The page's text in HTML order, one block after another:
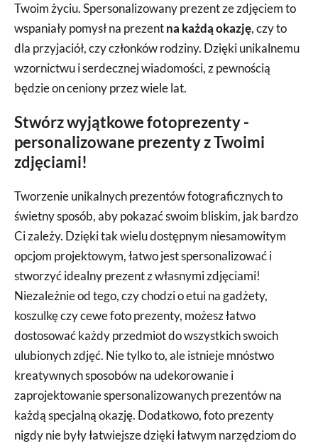
Twoim życiu. Spersonalizowany prezent ze zdjęciem to
wspaniały pomysł na prezentna każdą okazję, czy to
dla przyjaciół, czy członków rodziny. Dzięki unikalnemu
wzornictwu i serdecznej wiadomości, z pewnością
będzie on ceniony przez wiele lat.
Stwórz wyjątkowe fotoprezenty -
personalizowane prezenty z Twoimi
zdjęciami!
Tworzenie unikalnych prezentów fotograficznych to
świetny sposób, aby pokazać swoim bliskim, jak bardzo
Ci zależy. Dzięki tak wielu dostępnym niesamowitym
opcjom projektowym, łatwo jest spersonalizować i
stworzyć idealny prezent z własnymi zdjęciami!
Niezależnie od tego, czy chodzi o etui na gadżety,
koszulkę czy cewe foto prezenty, możesz łatwo
dostosować każdy przedmiot do wszystkich swoich
ulubionych zdjęć. Nie tylko to, ale istnieje mnóstwo
kreatywnych sposobów na udekorowanie i
zaprojektowanie spersonalizowanych prezentów na
każdą specjalną okazję. Dodatkowo, foto prezenty
nigdy nie były łatwiejsze dzięki łatwym narzędziom do